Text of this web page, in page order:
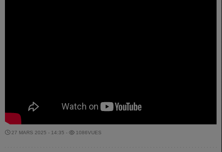
27 MARS 2025 - 14:35 - 1086VUES